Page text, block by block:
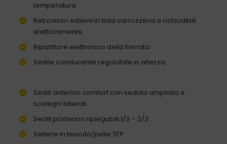
temperatura
Retrovisori esterni in tinta carrozzeria e richiudibili
elettricamente
Ripartitore elettronico della frenata
Sedile conducente regolabile in altezza
Sedili anteriori comfort con seduta ampliata e
sostegni laterali
Sedili posteriori ripiegabili 1/3 – 2/3
Sellerie in tessuto/pelle TEP